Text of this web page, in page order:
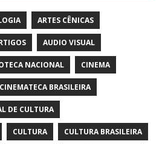
ARTES CÊNICAS
AUDIO VISUAL
NACIONAL CINEMA
CINEMATECA BRASILEIRA
DE CULTURA
CULTURA CULTURA BRASILEIRA